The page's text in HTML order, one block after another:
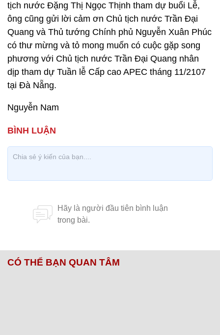
tịch nước Đặng Thị Ngọc Thịnh tham dự buổi Lễ,
ông cũng gửi lời cảm ơn Chủ tịch nước Trần Đại
Quang và Thủ tướng Chính phủ Nguyễn Xuân Phúc
có thư mừng và tỏ mong muốn có cuộc gặp song
phương với Chủ tịch nước Trần Đại Quang nhân
dịp tham dự Tuần lễ Cấp cao APEC tháng 11/2107
tại Đà Nẵng.
Nguyễn Nam
CÓ THỂ BẠN QUAN TÂM